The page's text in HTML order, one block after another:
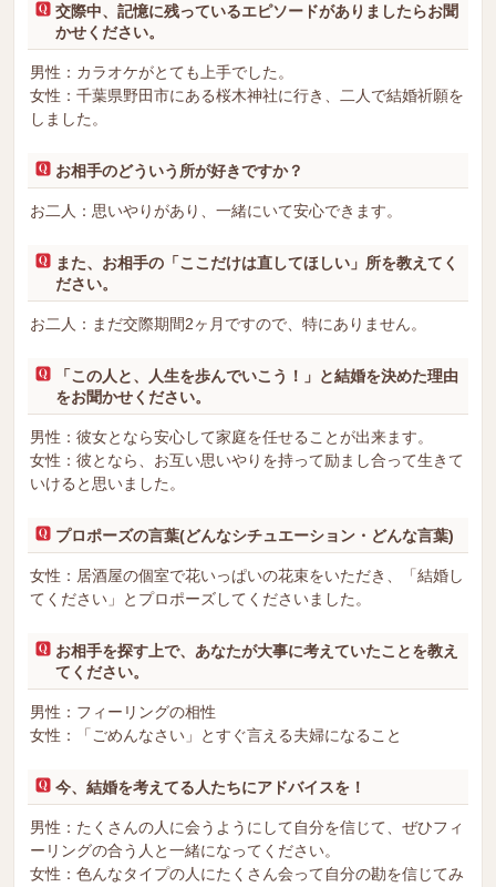
交際中、記憶に残っているエピソードがありましたらお聞
かせください。
男性：カラオケがとても上手でした。
女性：千葉県野田市にある桜木神社に行き、二人で結婚祈願を
しました。
お相手のどういう所が好きですか？
お二人：思いやりがあり、一緒にいて安心できます。
また、お相手の「ここだけは直してほしい」所を教えてく
ださい。
お二人：まだ交際期間2ヶ月ですので、特にありません。
「この人と、人生を歩んでいこう！」と結婚を決めた理由
をお聞かせください。
男性：彼女となら安心して家庭を任せることが出来ます。
女性：彼となら、お互い思いやりを持って励まし合って生きて
いけると思いました。
プロポーズの言葉(どんなシチュエーション・どんな言葉)
女性：居酒屋の個室で花いっぱいの花束をいただき、「結婚し
てください」とプロポーズしてくださいました。
お相手を探す上で、あなたが大事に考えていたことを教え
てください。
男性：フィーリングの相性
女性：「ごめんなさい」とすぐ言える夫婦になること
今、結婚を考えてる人たちにアドバイスを！
男性：たくさんの人に会うようにして自分を信じて、ぜひフィ
ーリングの合う人と一緒になってください。
女性：色んなタイプの人にたくさん会って自分の勘を信じてみ